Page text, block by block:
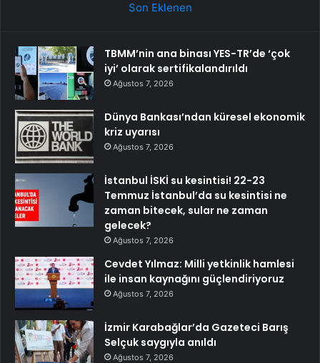
Son Eklenen
TBMM’nin ana binası YES-TR’de ‘çok
iyi’ olarak sertifikalandırıldı
Ağustos 7, 2026
Dünya Bankası’ndan küresel ekonomik
kriz uyarısı
Ağustos 7, 2026
İstanbul İSKİ su kesintisi! 22-23
Temmuz İstanbul’da su kesintisi ne
zaman bitecek, sular ne zaman
gelecek?
Ağustos 7, 2026
Cevdet Yılmaz: Milli yetkinlik hamlesi
ile insan kaynağını güçlendiriyoruz
Ağustos 7, 2026
İzmir Karabağlar’da Gazeteci Barış
Selçuk saygıyla anıldı
Ağustos 7, 2026